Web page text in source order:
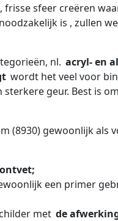
sfeer creëren
is , zullen
nl. acryl- en
wordt het veel voor
geur. Best is
(8930) gewoonlijk als
een primer
met de